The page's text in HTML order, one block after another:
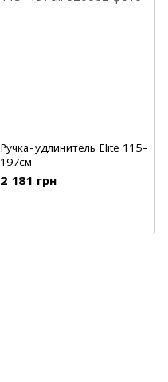
Ручка-удлинитель Elite 115-
197см
2 181 грн